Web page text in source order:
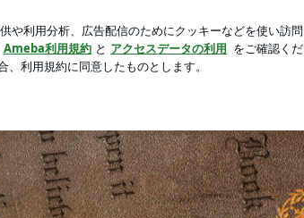
ログ